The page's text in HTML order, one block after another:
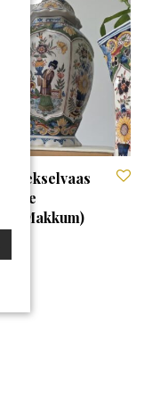
Dekselvaas
Makkum)